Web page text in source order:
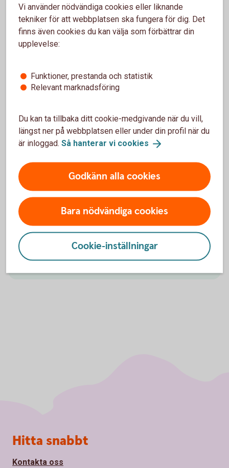
Fyll i formuläret nedan så kontaktar vi dig.
Intresseanmälan (speedledger.se)
Välkommen till ett av våra kontor så hjälper vi dig.
Hitta dittbankkontor
Ring oss
Ring oss för att få hjälp med företagets affärer.
Ring 0322-78600
Vi använder nödvändiga cookies eller liknande
tekniker för att webbplatsen ska fungera för dig. Det
finns även cookies du kan välja som förbättrar din
upplevelse:
Funktioner, prestanda och statistik
Relevant marknadsföring
Du kan ta tillbaka ditt cookie-medgivande när du vill,
längst ner på webbplatsen eller under din profil när du
är inloggad. Så hanterar vi cookies
Godkänn alla cookies
Bara nödvändiga cookies
Cookie-inställningar
Sidfot
Hitta snabbt
Kontakta oss